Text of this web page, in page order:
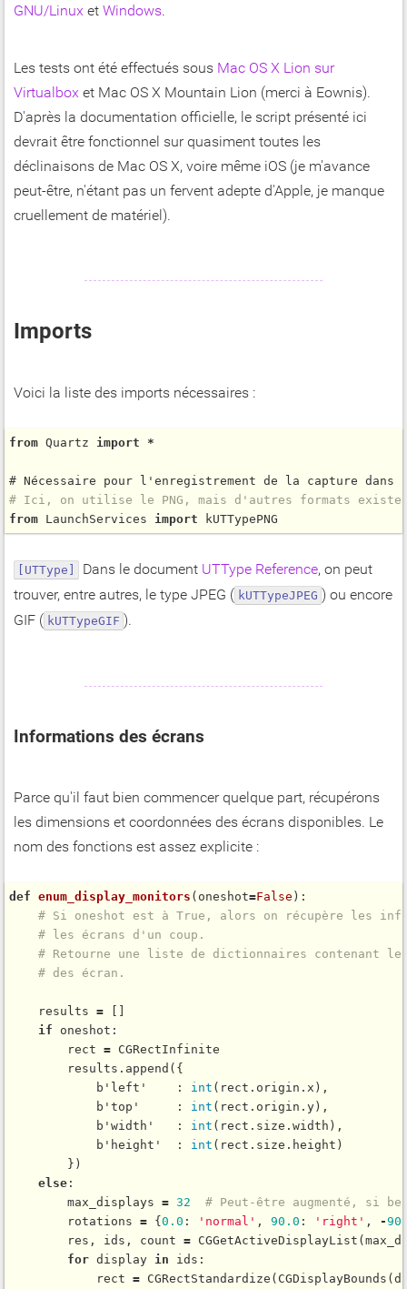
GNU/Linux et Windows.
Les tests ont été effectués sous Mac OS X Lion sur
Virtualbox et Mac OS X Mountain Lion (merci à Eownis).
D'après la documentation officielle, le script présenté ici
devrait être fonctionnel sur quasiment toutes les
déclinaisons de Mac OS X, voire même iOS (je m'avance
peut-être, n'étant pas un fervent adepte d'Apple, je manque
cruellement de matériel).
Imports
Voici la liste des imports nécessaires :
from Quartz import *
# Ici, on utilise le PNG, mais d'autres formats
from LaunchServices import
[UTType] Dans le document UTType Reference, on peut
trouver, entre autres, le type JPEG ( kUTTypeJPEG ) ou encore
GIF ( kUTTypeGIF ).
Informations des écrans
Parce qu'il faut bien commencer quelque part, récupérons
les dimensions et coordonnées des écrans disponibles. Le
nom des fonctions est assez explicite :
def enum_display_monitors (oneshot=False ):
# Si oneshot est à True, alors on récupère les
# les écrans d'un coup.
# Retourne une liste de dictionnaires contenant
# des écran.
    results
= []
if oneshot:
        rect
= CGRectInfinite
        results.
append ({
            b'left'    :
int (rect.origin.x),
            b'top'     :
int (rect.origin.y),
            b'width'   :
int (rect.size.width),
            b'height'  :
int (rect.size.height)
        })
else :
        max_displays
= 32
# Peut-être augmenté, si
        rotations
= {0.0 : 'normal' , 90.0 : 'right' , -
        res, ids, count
= CGGetActiveDisplayList
for display in ids:
            rect
= CGRectStandardize ( CGDisplayBounds